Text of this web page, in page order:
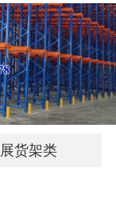
货架类